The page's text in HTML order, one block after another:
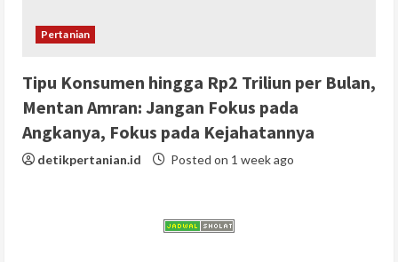
Pertanian
Tipu Konsumen hingga Rp2 Triliun per Bulan,
Mentan Amran: Jangan Fokus pada
Angkanya, Fokus pada Kejahatannya
detikpertanian.id Posted on 1 week ago